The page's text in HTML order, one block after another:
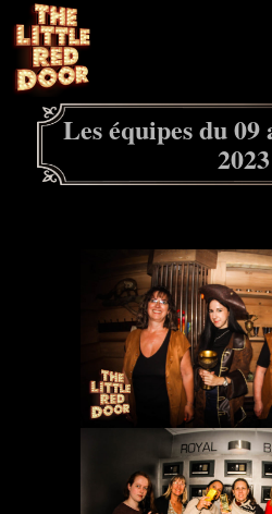
Les équipes du
2023